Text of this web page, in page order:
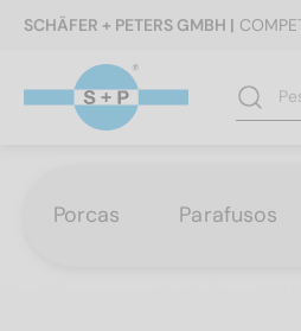
SCHÄFER + PETERS GMBH |
Porcas Parafusos